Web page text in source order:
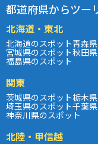
都道府県からツー
北海道・東北
北海道のスポット青森
宮城県のスポット秋田
福島県のスポット
関東
茨城県のスポット栃木
埼玉県のスポット千葉
神奈川県のスポット
北陸・甲信越